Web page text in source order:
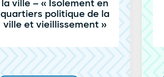
la ville – « Isolement en
quartiers politique de la
ville et vieillissement »